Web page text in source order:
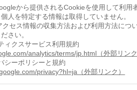
から提供されるCookieを使用して利用
人を特定する情報は取得していません。
セス情報の収集方法および利用方法につ
さい。
ィクスサービス利用規約
analytics/terms/jp.html（外部リン
シーポリシーと規約
privacy?hl=ja（外部リンク）